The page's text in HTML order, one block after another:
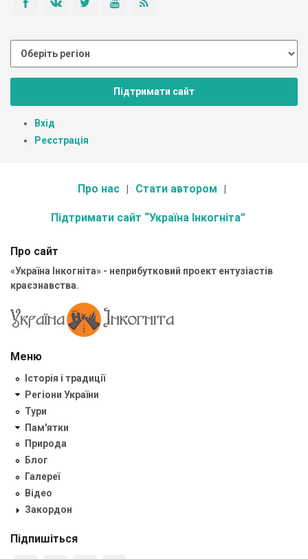
Підтримати сайт
Вхід
Реєстрація
Про нас Стати автором
Підтримати сайт “Україна Інкогніта”
Про сайт
«Україна Інкогніта» - неприбутковий проект ентузіастів
краєзнавства.
Меню
Історія і традиції
Регіони України
Тури
Пам'ятки
Природа
Блог
Галереї
Відео
Закордон
Підпишіться